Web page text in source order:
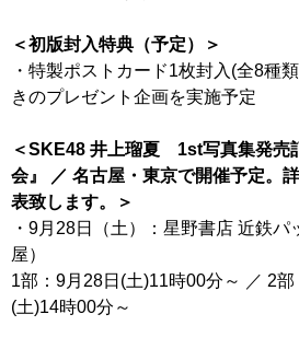
＜初版封入特典（予定）＞
・特製ポストカード1枚封入(全8種
きのプレゼント企画を実施予定
＜SKE48 井上瑠夏 1st写真集発売
会』 ／ 名古屋・東京で開催予定。
表致します。＞
・9月28日（土）：星野書店 近鉄パ
屋）
1部：9月28日(土)11時00分～ ／ 2部
(土)14時00分～